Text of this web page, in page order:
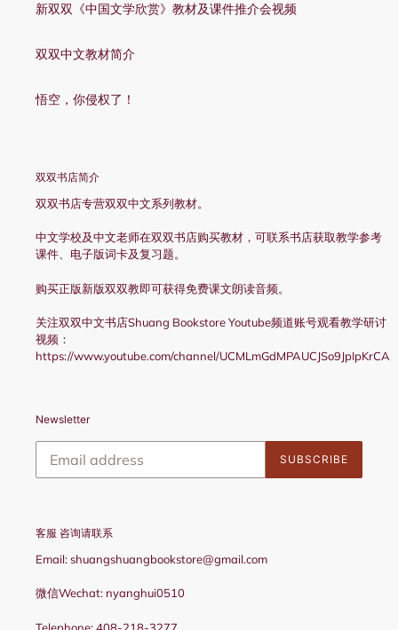
新双双《中国文学欣赏》教材及课件推介会视频
双双中文教材简介
悟空，你侵权了！
双双书店简介
双双书店专营双双中文系列教材。
中文学校及中文老师在双双书店购买教材，可联系书店获取教学参考
课件、电子版词卡及复习题。
购买正版新版双双教即可获得免费课文朗读音频。
关注双双中文书店Shuang Bookstore Youtube频道账号观看教学研讨
视频：
https://www.youtube.com/channel/UCMLmGdMPAUCJSo9JpIpKrCA
Newsletter
SUBSCRIBE
客服 咨询请联系
Email: shuangshuangbookstore@gmail.com
微信Wechat: nyanghui0510